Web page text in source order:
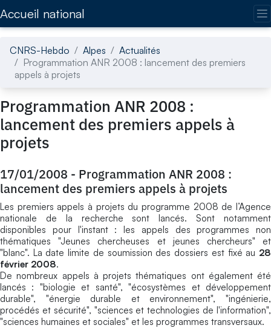
Accueil national
CNRS-Hebdo Alpes
Actualités
Programmation ANR 2008 : lancement des premiers
appels à projets
Programmation ANR 2008 :
lancement des premiers appels à
projets
17/01/2008 - Programmation ANR 2008 :
lancement des premiers appels à projets
Les premiers appels à projets du programme 2008 de l’Agence
nationale de la recherche sont lancés. Sont notamment
disponibles pour l'instant : les appels des programmes non
thématiques "Jeunes chercheuses et jeunes chercheurs" et
"blanc". La date limite de soumission des dossiers est fixé au 28
février 2008.
De nombreux appels à projets thématiques ont également été
lancés : "biologie et santé", "écosystèmes et développement
durable", "énergie durable et environnement", "ingénierie,
procédés et sécurité", "sciences et technologies de l'information",
"sciences humaines et sociales" et les programmes transversaux.